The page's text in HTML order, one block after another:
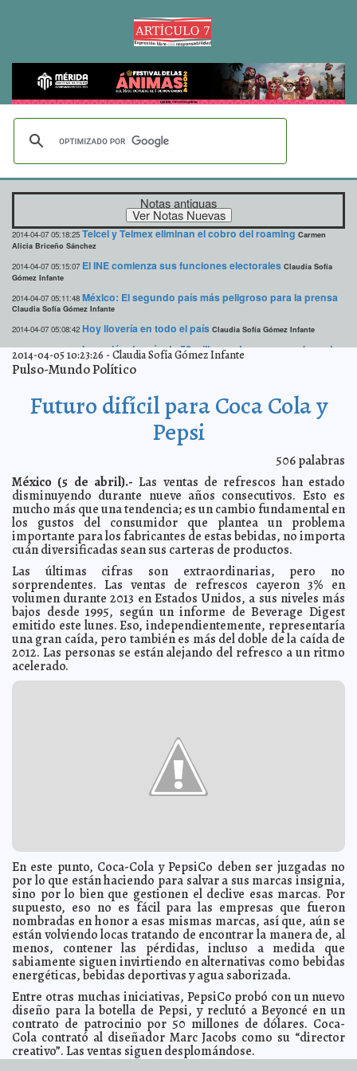
Notas antiguas
2014-04-07 05:18:25 Telcel y Telmex eliminan el cobro del roaming Carmen
Alicia Briceño Sánchez
2014-04-07 05:15:07 El INE comienza sus funciones electorales Claudia Sofía
Gómez Infante
2014-04-07 05:11:48 México: El segundo país más peligroso para la prensa
Claudia Sofía Gómez Infante
2014-04-07 05:08:42 Hoy llovería en todo el país Claudia Sofía Gómez Infante
2014-04-06 17:22:07 Inversión de más de 56 millones de pesos en obras de
infraestructura en Tizimín Elena Martin
2014-04-06 15:01:36 “Te Mueves Tú, Se Mueven Todos” atrae a los
Un éxito la Primera Carrera Nocturna de Motocross
2014-04-06 14:55:48 El español Arroyo se corona en la VI Vuelta Ciclista
“Enrique Burgos Luna” Kamila López
2014-04-06 14:52:34 Muestra sobre patrimonio cultural de Yucatán en
estación del metro del DF Ariel Martín
2014-04-06 08:37:42 McDonald's también abandona Crimea Claudia Sofía Gómez
Infante
2014-04-06 08:34:03 Un apodo causó la muerte de un joven en las vías del
metro Claudia Sofía Gómez Infante
2014-04-06 08:29:26 Profesor abusa de diez niñas indígenas de San Juan
Chamula Carmen Alicia Briceño Sánchez
2014-04-06 08:21:47 Irán por todo en el caso Reyna Claudia Sofía Gómez Infante
2014-04-06 08:05:54 Cordero promete salvar al PAN Claudia Sofía Gómez Infante
2014-04-06 07:59:56
Sofía Gómez Infante
La nueva anotación de "Chicharito"
Consejos para evitar el golpe de calor
Este domingo llega a Yucatán la senadora “Cocoa”
2014-04-05 20:28:34 Más de dos mil 200 profesores han sido beneficiados
con equipos de cómputo. Kamila López
2014-04-05 20:24:05 Entregan estímulos económicos a productores de
henequén Elena Martin
2014-04-05 20:17:38 Instala el PAN la Comisión auxiliar estatal en Yucatán
para la elección interna Ariel Martín
2014-04-05 20:10:11 Continúa el apoyo a la cultura física y el deporte en
Yucatán Valeria Fernández
2014-04-05 20:05:39 “Diálogos con el Gobernador” llega al Poniente de
Mérida Osvaldo Chávez
2014-04-05 19:58:48 Más de 700 niños participan en Olimpiada del Bebé
2014 Kamila López
2014-04-05 19:54:42 Diputados universitarios realizan sesión ordinaria y
finaliza segunda edición de taller legislativo Elena Martin
2014-04-05 10:23:26 -Claudia Sofía Gómez Infante
Pulso-Mundo Político
Futuro difícil para Coca Cola y
Pepsi
506palabras
México (5 de abril).- Las ventas de refrescos han estado
disminuyendo durante nueve años consecutivos. Esto es
mucho más que una tendencia; es un cambio fundamental en
los gustos del consumidor que plantea un problema
importante para los fabricantes de estas bebidas, no importa
cuán diversificadas sean sus carteras de productos.
Las últimas cifras son extraordinarias, pero no
sorprendentes. Las ventas de refrescos cayeron 3% en
volumen durante 2013 en Estados Unidos, a sus niveles más
bajos desde 1995, según un informe de Beverage Digest
emitido este lunes. Eso, independientemente, representaría
una gran caída, pero también es más del doble de la caída de
2012. Las personas se están alejando del refresco a un ritmo
acelerado.
En este punto, Coca-Cola y PepsiCo deben ser juzgadas no
por lo que están haciendo para salvar a sus marcas insignia,
sino por lo bien que gestionen el declive esas marcas. Por
supuesto, eso no es fácil para las empresas que fueron
nombradas en honor a esas mismas marcas, así que, aún se
están volviendo locas tratando de encontrar la manera de, al
menos, contener las pérdidas, incluso a medida que
sabiamente siguen invirtiendo en alternativas como bebidas
energéticas, bebidas deportivas y agua saborizada.
Entre otras muchas iniciativas, PepsiCo probó con un nuevo
diseño para la botella de Pepsi, y reclutó a Beyoncé en un
contrato de patrocinio por 50 millones de dólares. Coca-
Cola contrató al diseñador Marc Jacobs como su “director
creativo”. Las ventas siguen desplomándose.